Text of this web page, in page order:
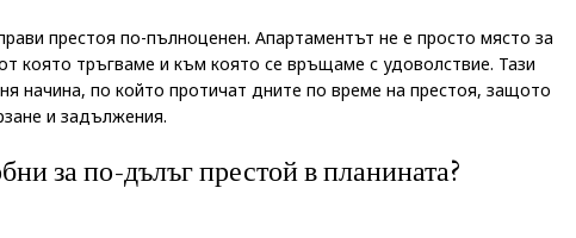
престоя по-пълноценен. Апартаментът не е просто място за
която тръгваме и към която се връщаме с удоволствие. Тази
начина, по който протичат дните по време на престоя, защото
и задължения.
за по-дълъг престой в планината?